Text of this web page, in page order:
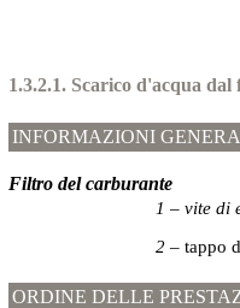
1.3.2.1. Scarico d'acqua
INFORMAZIONI
Filtro del carburante
1 – vite di
2 – tappo
ORDINE DELLE